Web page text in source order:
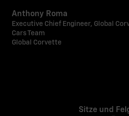
Anthony Roma
Executive Chief Engineer, Global
Cars Team
Global Corvette
Sitze und